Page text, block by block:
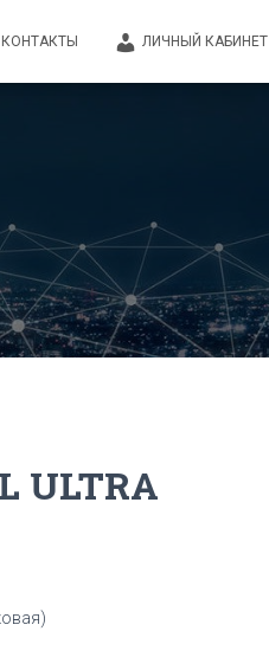
КОНТАКТЫ ЛИЧНЫЙ КАБИНЕТ
ULTRA